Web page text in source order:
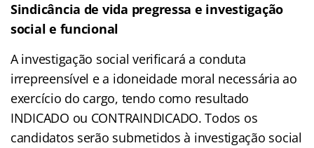
Sindicância de vida pregressa e investigação
social e funcional
A investigação social verificará a conduta
irrepreensível e a idoneidade moral necessária ao
exercício do cargo, tendo como resultado
INDICADO ou CONTRAINDICADO. Todos os
candidatos serão submetidos à investigação social